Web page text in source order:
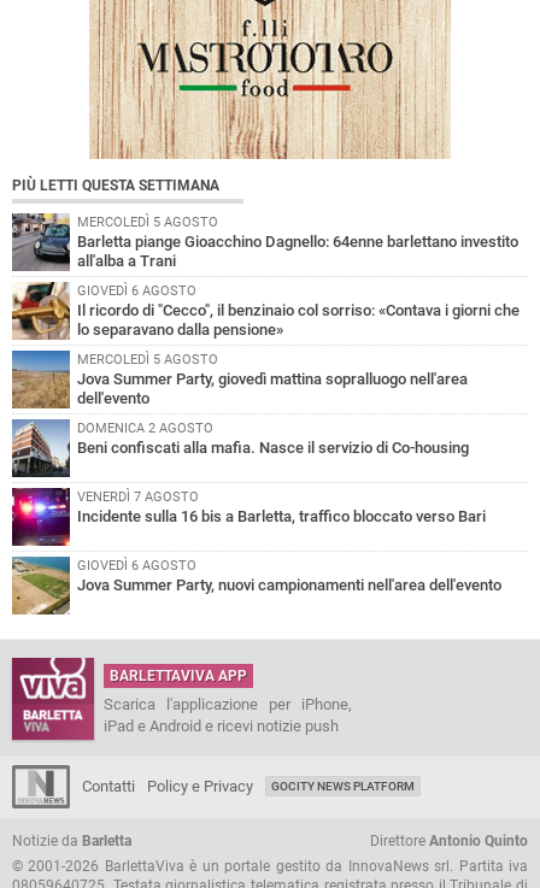
PIÙ LETTI QUESTA SETTIMANA
MERCOLEDÌ 5 AGOSTO
Barletta piange Gioacchino Dagnello: 64enne barlettano investito
all'alba a Trani
GIOVEDÌ 6 AGOSTO
Il ricordo di "Cecco", il benzinaio col sorriso: «Contava i giorni che
lo separavano dalla pensione»
MERCOLEDÌ 5 AGOSTO
Jova Summer Party, giovedì mattina sopralluogo nell'area
dell'evento
DOMENICA 2 AGOSTO
Beni confiscati alla mafia. Nasce il servizio di Co-housing
VENERDÌ 7 AGOSTO
Incidente sulla 16 bis a Barletta, traffico bloccato verso Bari
GIOVEDÌ 6 AGOSTO
Jova Summer Party, nuovi campionamenti nell'area dell'evento
BARLETTAVIVA APP
Scarica l'applicazione per iPhone,
iPad e Android e ricevi notizie push
Contatti Policy e Privacy GOCITY NEWS PLATFORM
Notizie da Barletta Direttore Antonio Quinto
© 2001-2026 BarlettaViva è un portale gestito da InnovaNews srl. Partita iva